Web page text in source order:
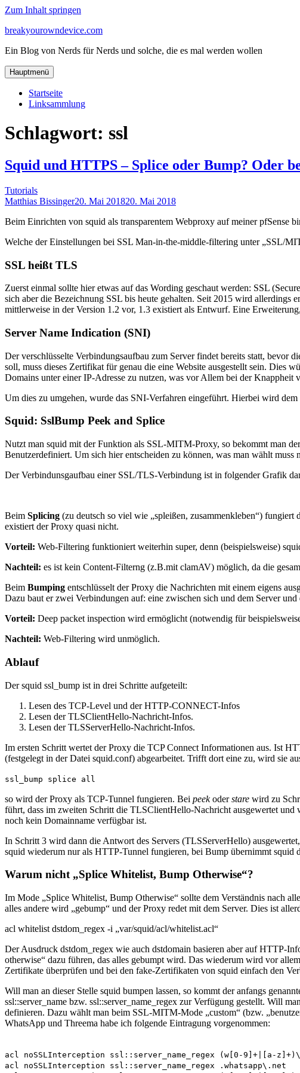
Zum Inhalt springen
breakyourowndevice.com
Ein Blog von Nerds für Nerds und solche, die es mal werden wollen
Hauptmenü
Startseite
Linksammlung
Schlagwort: ssl
Squid und HTTPS – Splice oder Bump? Oder
Tutorials
Matthias Bissinger20. Mai 201820. Mai 2018
Beim Einrichten von squid als transparentem Webproxy auf meiner pfSense
Welche der Einstellungen bei SSL Man-in-the-middle-filtering unter „SSL/
SSL heißt TLS
Zuerst einmal sollte hier etwas auf das Wording geschaut werden: SSL
sich aber die Bezeichnung SSL bis heute gehalten. Seit 2015 wird
mittlerweise in der Version 1.2 vor, 1.3 existiert als Entwurf. Eine
Server Name Indication (SNI)
Der verschlüsselte Verbindungsaufbau zum Server findet bereits statt,
soll, muss dieses Zertifikat für genau die eine Website ausgestellt sein. Dies
Domains unter einer IP-Adresse zu nutzen, was vor Allem bei der Knappheit
Um dies zu umgehen, wurde das SNI-Verfahren eingeführt. Hierbei wird
Squid: SslBump Peek and Splice
Nutzt man squid mit der Funktion als SSL-MITM-Proxy, so bekommt man
Benutzerdefiniert. Um sich hier entscheiden zu können, was man wählt muss
Der Verbindunsgaufbau einer SSL/TLS-Verbindung ist in folgender Grafik
Beim Splicing (zu deutsch so viel wie „spleißen, zusammenkleben“)
existiert der Proxy quasi nicht.
Vorteil: Web-Filtering funktioniert weiterhin super, denn (beispielsweise)
Nachteil: es ist kein Content-Filterng (z.B.mit clamAV) möglich, da die
Beim Bumping entschlüsselt der Proxy die Nachrichten mit einem eigens
Dazu baut er zwei Verbindungen auf: eine zwischen sich und dem Server
Vorteil: Deep packet inspection wird ermöglicht (notwendig für
Nachteil: Web-Filtering wird unmöglich.
Ablauf
Der squid ssl_bump ist in drei Schritte aufgeteilt:
Lesen des TCP-Level und der HTTP-CONNECT-Infos
Lesen der TLSClientHello-Nachricht-Infos.
Lesen der TLSServerHello-Nachricht-Infos.
Im ersten Schritt wertet der Proxy die TCP Connect Informationen aus. Ist
(festgelegt in der Datei squid.conf) abgearbeitet. Trifft dort eine zu, wird sie
ssl_bump splice all
so wird der Proxy als TCP-Tunnel fungieren. Bei peekoderstare wird zu
führt, dass im zweiten Schritt die TLSClientHello-Nachricht ausgewertet
noch kein Domainname verfügbar ist.
In Schritt 3 wird dann die Antwort des Servers (TLSServerHello)
squid wiederum nur als HTTP-Tunnel fungieren, bei Bump übernimmt
Warum nicht „Splice Whitelist, Bump Otherwise“?
Im Mode „Splice Whitelist, Bump Otherwise“ sollte dem Verständnis nach
alles andere wird „gebump“ und der Proxy redet mit dem Server. Dies ist
acl whitelist dstdom_regex -i „var/squid/acl/whitelist.acl“
Der Ausdruck dstdom_regex wie auch dstdomain basieren aber auf HTTP-
otherwise“ dazu führen, das alles gebumpt wird. Das wiederum wird vor
Zertifikate überprüfen und bei den fake-Zertifikaten von squid einfach den
Will man an dieser Stelle squid bumpen lassen, so kommt der anfangs
ssl::server_name bzw. ssl::server_name_regex zur Verfügung gestellt. Will
definieren. Dazu wählt man beim SSL-MITM-Mode „custom“ (bzw.
WhatsApp und Threema habe ich folgende Eintragung vorgenommen:
acl noSSLInterception ssl::server_name_regex (w[0-9]+|[a-
acl noSSLInterception ssl::server_name_regex .whatsapp\.net